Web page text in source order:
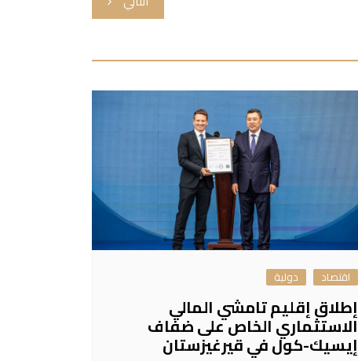
اقتصاد دولية
إطلاق إقليم تامشي المالي
الاستثماري الخاص على ضفاف
إيسيك-كول في قيرغيزستان